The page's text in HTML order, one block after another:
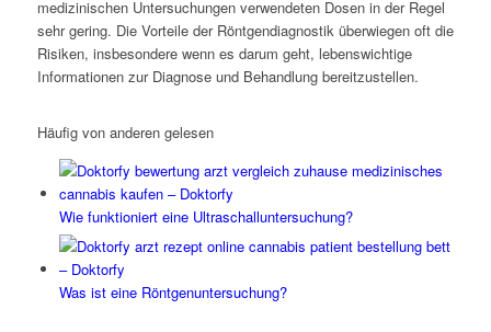
medizinischen Untersuchungen verwendeten Dosen in der Regel
sehr gering. Die Vorteile der Röntgendiagnostik überwiegen oft die
Risiken, insbesondere wenn es darum geht, lebenswichtige
Informationen zur Diagnose und Behandlung bereitzustellen.
Häufig von anderen gelesen
Wie funktioniert eine Ultraschalluntersuchung?
Was ist eine Röntgenuntersuchung?